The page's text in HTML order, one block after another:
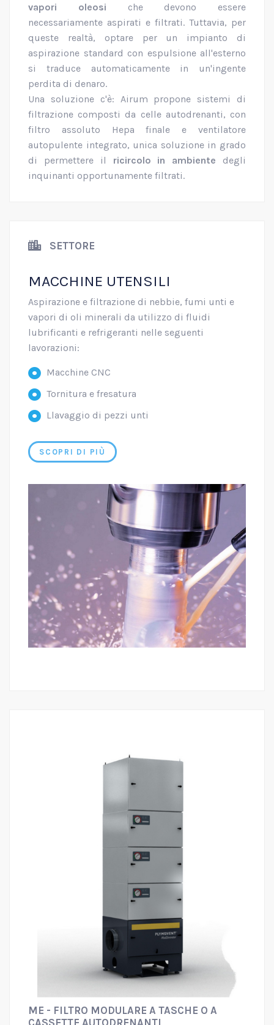
vapori oleosi che devono essere
necessariamente aspirati e filtrati. Tuttavia, per
queste realtà, optare per un impianto di
aspirazione standard con espulsione all'esterno
si traduce automaticamente in un'ingente
perdita di denaro.
Una soluzione c'è: Airum propone sistemi di
filtrazione composti da celle autodrenanti, con
filtro assoluto Hepa finale e ventilatore
autopulente integrato, unica soluzione in grado
di permettere il ricircolo in ambiente degli
inquinanti opportunamente filtrati.
SETTORE
MACCHINE UTENSILI
Aspirazione e filtrazione di nebbie, fumi unti e
vapori di oli minerali da utilizzo di fluidi
lubrificanti e refrigeranti nelle seguenti
lavorazioni:
Macchine CNC
Tornitura e fresatura
Llavaggio di pezzi unti
SCOPRI DI PIÙ
ME - FILTRO MODULARE A TASCHE O A